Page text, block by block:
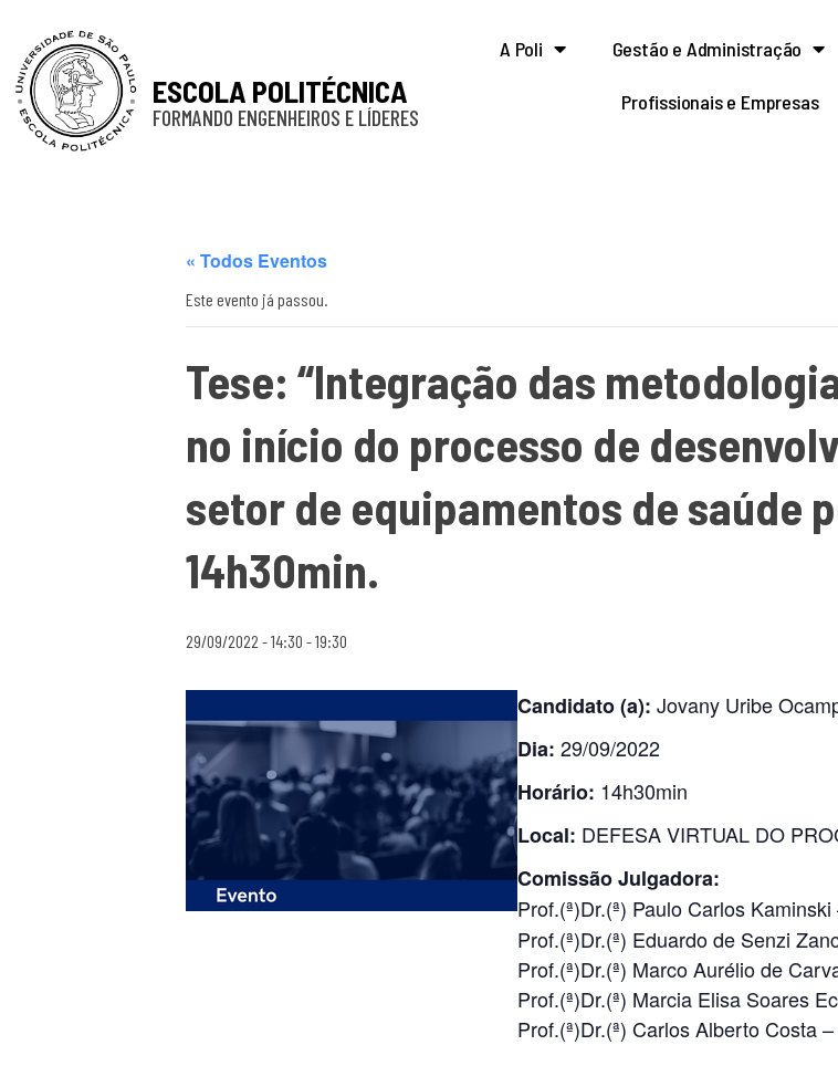
ESCOLA POLITÉCNICA
FORMANDO ENGENHEIROS E LÍDERES
A Poli Gestão e Administração
Profissionais e Empresas
« Todos Eventos
Este evento já passou.
Tese: “Integração das
no início do processo de
setor de equipamentos de saúde
14h30min.
29/09/2022 - 14:30 -19:30
Candidato (a): Jovany Uribe
Dia: 29/09/2022
Horário: 14h30min
Local: DEFESA VIRTUAL DO
Comissão Julgadora:
Prof.(ª)Dr.(ª) Paulo Carlos
Prof.(ª)Dr.(ª) Eduardo de Senzi
Prof.(ª)Dr.(ª) Marco Aurélio de
Prof.(ª)Dr.(ª) Marcia Elisa Soares
Prof.(ª)Dr.(ª) Carlos Alberto Costa